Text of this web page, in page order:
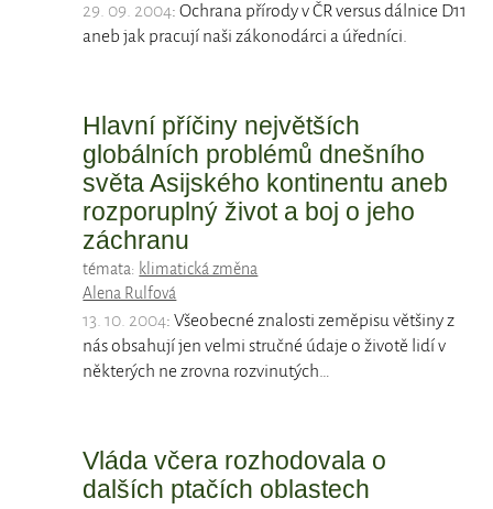
29. 09. 2004: Ochrana přírody v ČR versus dálnice D11
aneb jak pracují naši zákonodárci a úředníci.
Hlavní příčiny největších
globálních problémů dnešního
světa Asijského kontinentu aneb
rozporuplný život a boj o jeho
záchranu
témata: klimatická změna
Alena Rulfová
13. 10. 2004: Všeobecné znalosti zeměpisu většiny z
nás obsahují jen velmi stručné údaje o životě lidí v
některých ne zrovna rozvinutých…
Vláda včera rozhodovala o
dalších ptačích oblastech